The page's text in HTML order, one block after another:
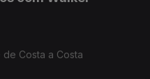
Costa a Costa